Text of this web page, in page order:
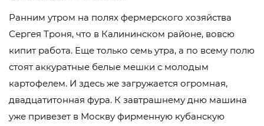
Ранним утром на полях фермерского хозяйства
Сергея Троня, что в Калининском районе, вовсю
кипит работа. Еще только семь утра, а по всему полю
стоят аккуратные белые мешки с молодым
картофелем. И здесь же загружается огромная,
двадцатитонная фура. К завтрашнему дню машина
уже привезет в Москву фирменную кубанскую